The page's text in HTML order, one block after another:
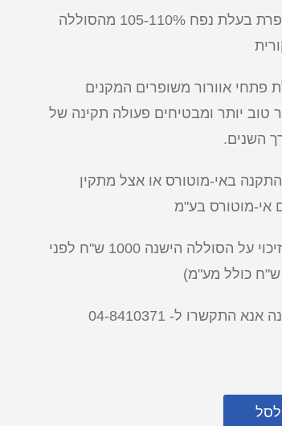
הסוללה משופרת בעלת נפח 105-110% מהסוללה
פתחי אוורור משופרים המקנים
טוב יותר ומבטיחים פעולה תקינה של
השנים.
באי-מוטורס או אצל מתקין
אי-מוטורס בע"מ
המחיר כולל זיכוי על הסוללה הישנה 1000 ש"ח לפני
התקשרו ל- 04-8410371